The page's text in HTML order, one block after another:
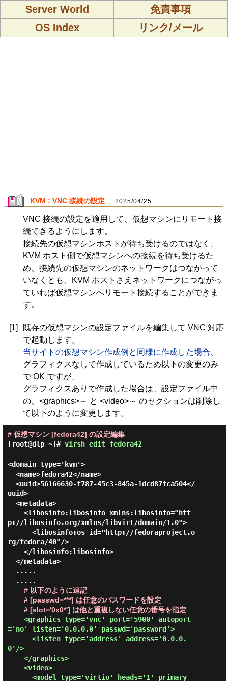
Server World
免責事項
OS Index
リンク/メール
KVM : VNC 接続の設定 2025/04/25
VNC 接続の設定を適用して、仮想マシンにリモート接
続できるようにします。
接続先の仮想マシンホストが待ち受けるのではなく、
KVM ホスト側で仮想マシンへの接続を待ち受けるた
め、接続先の仮想マシンのネットワークはつながって
いなくとも、KVM ホストさえネットワークにつながっ
ていれば仮想マシンへリモート接続することができま
す。
[1]
既存の仮想マシンの設定ファイルを編集して VNC 対応
で起動します。
当サイトの仮想マシン作成例と同様に作成した場合
グラフィクスなしで作成しているため以下の変更のみ
で OK ですが、
グラフィクスありで作成した場合は、設定ファイル中
の、<graphics>～ と <video>～ のセクションは削除し
て以下のように変更します。
# 仮想マシン [fedora42] の設定編集
[root@dlp ~]# virsh edit fedora42
<domain type='kvm'>
uuid>
p://libosinfo.org/xmlns/libvirt/domain/1.0">
rg/fedora/40"/>
# 以下のように追記
# [passwd=***] は任意のパスワードを設定
# [slot='0x0*'] は他と重複しない任意の番号を指定
<graphics type='vnc' port='5900' autoport
='no' listen='0.0.0.0' passwd='password'>
0'/>